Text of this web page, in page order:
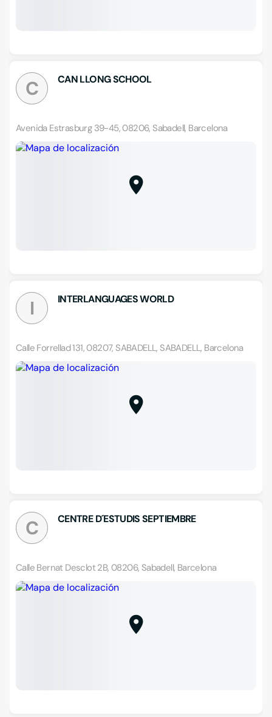
C CAN LLONG SCHOOL
Avenida Estrasburg 39-45, 08206, Sabadell, Barcelona
I INTERLANGUAGES WORLD
Calle Forrellad 131, 08207, SABADELL, SABADELL, Barcelona
C CENTRE D´ESTUDIS SEPTIEMBRE
Calle Bernat Desclot 2B, 08206, Sabadell, Barcelona